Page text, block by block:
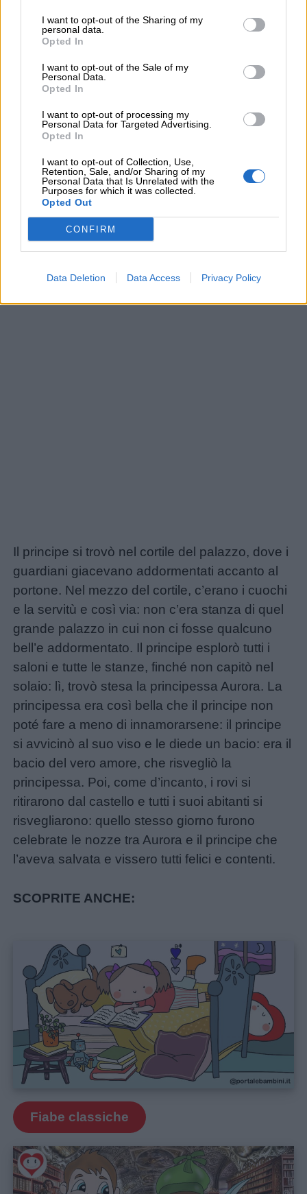
I want to opt-out of the Sharing of my
personal data.
Opted In
I want to opt-out of the Sale of my
Personal Data.
Opted In
I want to opt-out of processing my
Personal Data for Targeted Advertising.
Opted In
I want to opt-out of Collection, Use,
Retention, Sale, and/or Sharing of my
Personal Data that Is Unrelated with the
Purposes for which it was collected.
Opted Out
CONFIRM
Data Deletion Data Access Privacy Policy
Il principe si trovò nel cortile del palazzo, dove i
guardiani giacevano addormentati accanto al
portone. Nel mezzo del cortile, c’erano i cuochi
e la servitù e così via: non c’era stanza di quel
grande palazzo in cui non ci fosse qualcuno
bell’e addormentato. Il principe esplorò tutti i
saloni e tutte le stanze, finché non capitò nel
solaio: lì, trovò stesa la principessa Aurora. La
principessa era così bella che il principe non
poté fare a meno di innamorarsene: il principe
si avvicinò al suo viso e le diede un bacio: era il
bacio del vero amore, che risvegliò la
principessa. Poi, come d’incanto, i rovi si
ritirarono dal castello e tutti i suoi abitanti si
risvegliarono: quello stesso giorno furono
celebrate le nozze tra Aurora e il principe che
l’aveva salvata e vissero tutti felici e contenti.
SCOPRITE ANCHE:
Fiabe classiche